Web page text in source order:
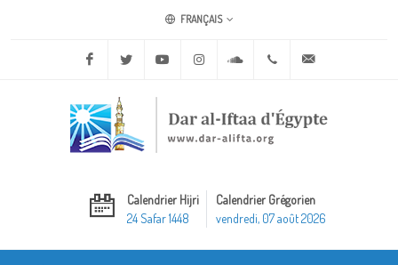
FRANÇAIS
Facebook Twitter Youtube Instagram Soundcloud+20 2 25970400
Calendrier Hijri
24 Safar 1448
Calendrier Grégorien
vendredi, 07 août 2026